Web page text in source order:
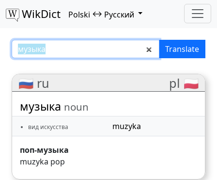
WikDict Polski ↔ Русский
музыка – Polski–РусскийTranslate
🇷🇺 ru pl 🇵🇱
музыка noun
вид искусства muzyka
поп-музыка
muzyka pop